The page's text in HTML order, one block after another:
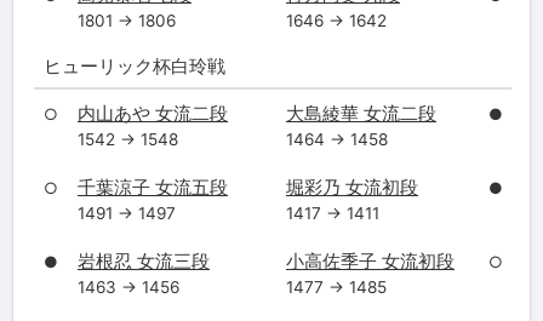
1801 → 1806 1646 → 1642
ヒューリック杯白玲戦
○ 内山あや 女流二段
1542 → 1548
大島綾華 女流二段
1464 → 1458
●
○ 千葉涼子 女流五段
1491 → 1497
堀彩乃 女流初段
1417 → 1411
●
● 岩根忍 女流三段
1463 → 1456
小高佐季子 女流初段
1477 → 1485
○